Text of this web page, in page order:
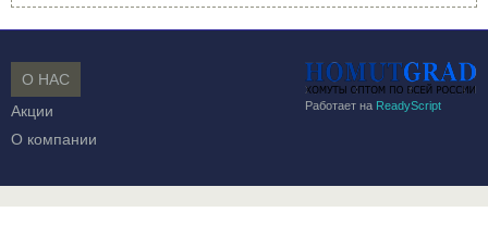
Работает на ReadyScript
О НАС
Акции
О компании